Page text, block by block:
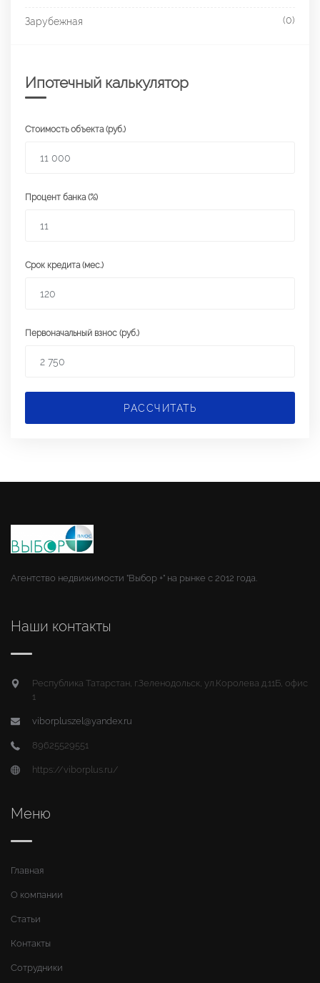
Зарубежная (0)
Ипотечный калькулятор
Стоимость объекта (руб.)
Процент банка (%)
Срок кредита (мес.)
Первоначальный взнос (руб.)
РАССЧИТАТЬ
Агентство недвижимости "Выбор +" на рынке с 2012 года.
Наши контакты
Республика Татарстан, г.Зеленодольск, ул.Королева д.11Б, офис
1
viborpluszel@yandex.ru
89625529551
https://viborplus.ru/
Меню
Главная
О компании
Статьи
Контакты
Сотрудники